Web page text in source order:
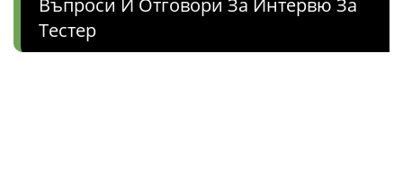
Въпроси И Отговори За Интервю За
Тестер